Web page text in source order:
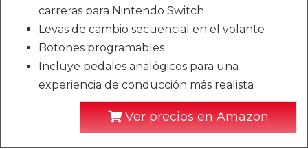
carreras para Nintendo Switch
Levas de cambio secuencial en el volante
Botones programables
Incluye pedales analógicos para una
experiencia de conducción más realista
Ver precios en Amazon